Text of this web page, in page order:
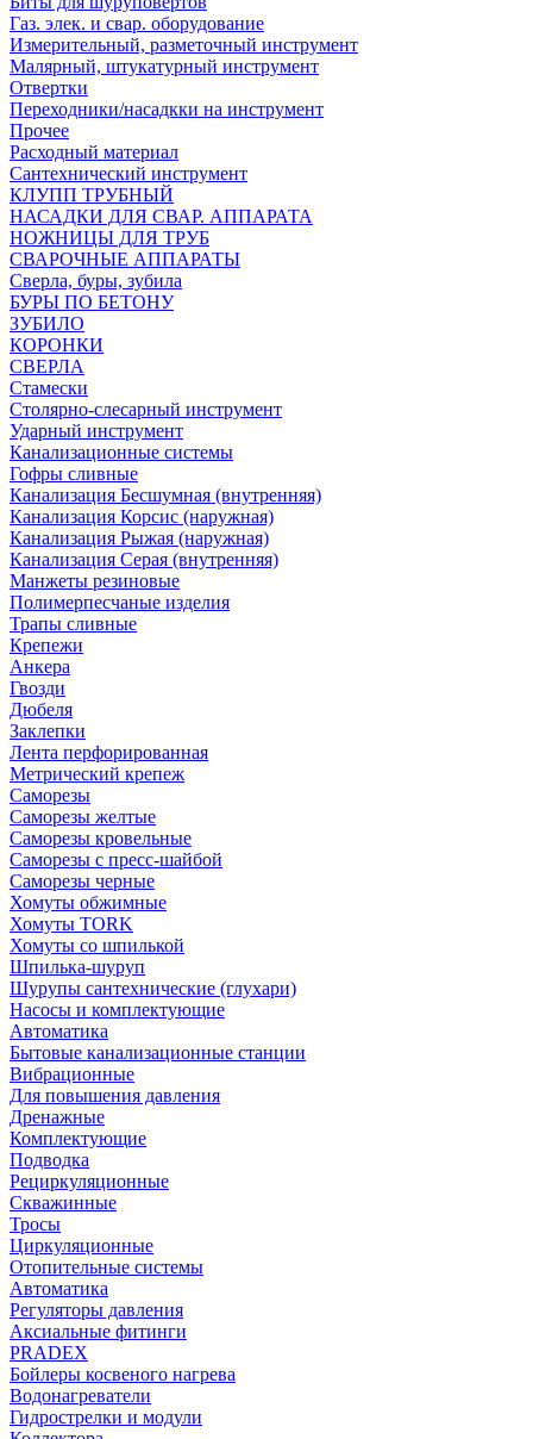
Газ. элек. и свар. оборудование
Измерительный, разметочный инструмент
Малярный, штукатурный инструмент
Отвертки
Переходники/насадкки на инструмент
Прочее
Расходный материал
Сантехнический инструмент
КЛУПП ТРУБНЫЙ
НАСАДКИ ДЛЯ СВАР. АППАРАТА
НОЖНИЦЫ ДЛЯ ТРУБ
СВАРОЧНЫЕ АППАРАТЫ
Сверла, буры, зубила
БУРЫ ПО БЕТОНУ
ЗУБИЛО
КОРОНКИ
СВЕРЛА
Стамески
Столярно-слесарный инструмент
Ударный инструмент
Канализационные системы
Гофры сливные
Канализация Бесшумная (внутренняя)
Канализация Корсис (наружная)
Канализация Рыжая (наружная)
Канализация Серая (внутренняя)
Манжеты резиновые
Полимерпесчаные изделия
Трапы сливные
Крепежи
Анкера
Гвозди
Дюбеля
Заклепки
Лента перфорированная
Метрический крепеж
Саморезы
Саморезы желтые
Саморезы кровельные
Саморезы с пресс-шайбой
Саморезы черные
Хомуты обжимные
Хомуты TORK
Хомуты со шпилькой
Шпилька-шуруп
Шурупы сантехнические (глухари)
Насосы и комплектующие
Автоматика
Бытовые канализационные станции
Вибрационные
Для повышения давления
Дренажные
Комплектующие
Подводка
Рециркуляционные
Скважинные
Тросы
Циркуляционные
Отопительные системы
Автоматика
Регуляторы давления
Аксиальные фитинги
PRADEX
Бойлеры косвеного нагрева
Водонагреватели
Гидрострелки и модули